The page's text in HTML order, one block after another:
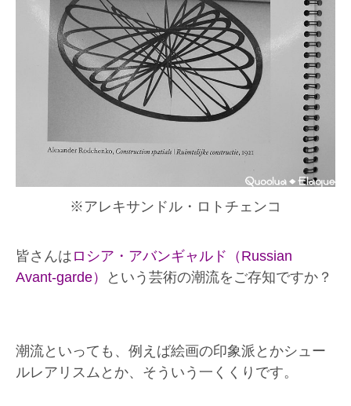
※アレキサンドル・ロトチェンコ
皆さんは ロシア・アバンギャルド（Russian
Avant-garde）
という芸術の潮流をご存知ですか？
潮流といっても、例えば絵画の印象派とかシュー
ルレアリスムとか、そういう一くくりです。